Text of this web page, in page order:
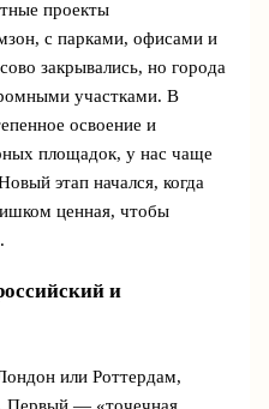
проекты
с парками, офисами и
закрывались, но города
участками. В
освоение и
площадок, у нас чаще
этап начался, когда
ценная, чтобы
и
или Роттердам,